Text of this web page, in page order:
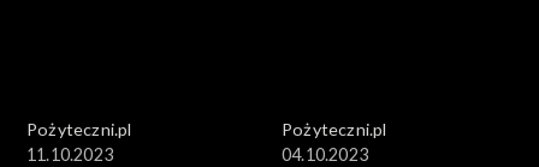
Pożyteczni.pl
11.10.2023
Pożyteczni.pl
04.10.2023